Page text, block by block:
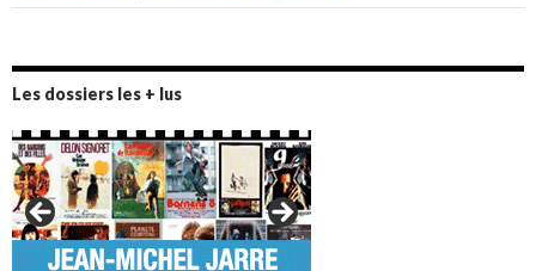
Les dossiers les + lus